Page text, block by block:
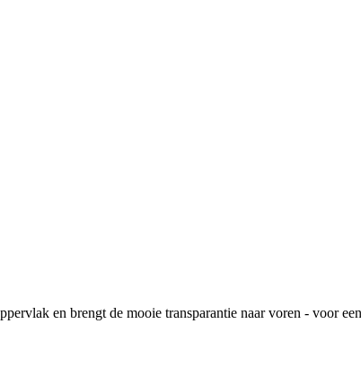
en brengt de mooie transparantie naar voren - voor